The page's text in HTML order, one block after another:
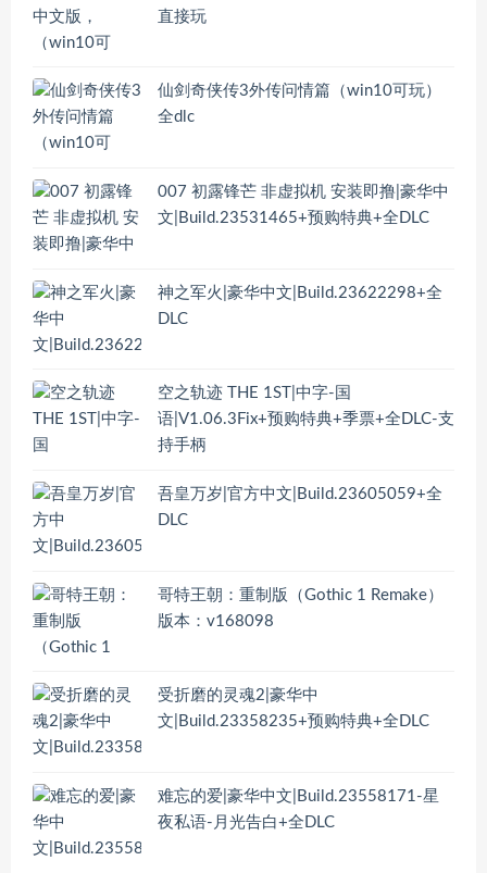
直接玩
仙剑奇侠传3外传问情篇（win10可玩）
全dlc
007 初露锋芒 非虚拟机 安装即撸|豪华中
文|Build.23531465+预购特典+全DLC
神之军火|豪华中文|Build.23622298+全
DLC
空之轨迹 THE 1ST|中字-国
语|V1.06.3Fix+预购特典+季票+全DLC-支
持手柄
吾皇万岁|官方中文|Build.23605059+全
DLC
哥特王朝：重制版（Gothic 1 Remake）
版本：v168098
受折磨的灵魂2|豪华中
文|Build.23358235+预购特典+全DLC
难忘的爱|豪华中文|Build.23558171-星
夜私语-月光告白+全DLC